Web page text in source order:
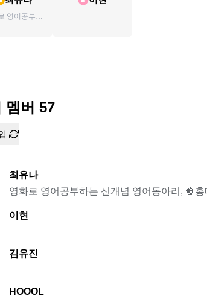
영어공부하
멤버 57
최유나
영화로 영어공부하는 신개념 영어동아리, 🍿
이현
김유진
HOOOL